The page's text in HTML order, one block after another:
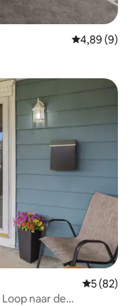
Gemiddelde
4,89 (9)
5 (82)
naar de